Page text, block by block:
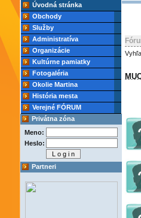
Úvodná stránka
Obchody
Služby
Administratíva
Organizácie
Kultúrne pamiatky
Fotogaléria
Okolie Martina
História mesta
Verejné FÓRUM
Privátna zóna
Meno:
Heslo:
Partneri